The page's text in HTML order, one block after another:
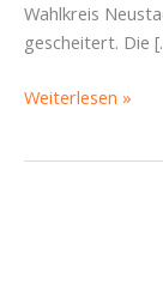
Wahlkreis
gescheitert. Die
»Global
Weiterlesen »